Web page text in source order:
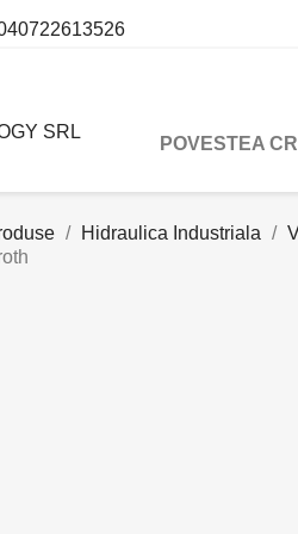
POVESTEA
Hidraulica Industriala